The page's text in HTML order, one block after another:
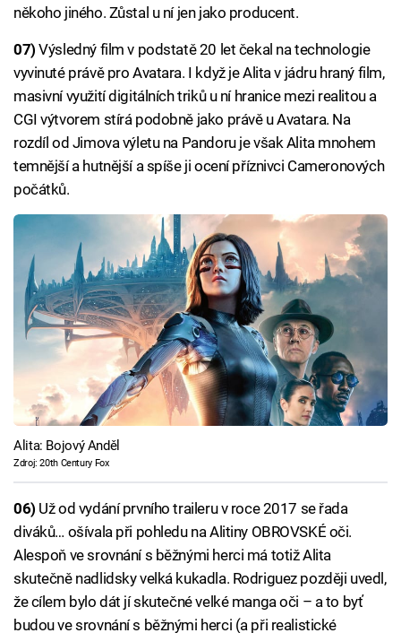
někoho jiného. Zůstal u ní jen jako producent.
07) Výsledný film v podstatě 20 let čekal na technologie
vyvinuté právě pro Avatara. I když je Alita v jádru hraný film,
masivní využití digitálních triků u ní hranice mezi realitou a
CGI výtvorem stírá podobně jako právě u Avatara. Na
rozdíl od Jimova výletu na Pandoru je však Alita mnohem
temnější a hutnější a spíše ji ocení příznivci Cameronových
počátků.
Alita: Bojový Anděl
Zdroj: 20th Century Fox
06) Už od vydání prvního traileru v roce 2017 se řada
diváků… ošívala při pohledu na Alitiny OBROVSKÉ oči.
Alespoň ve srovnání s běžnými herci má totiž Alita
skutečně nadlidsky velká kukadla. Rodriguez později uvedl,
že cílem bylo dát jí skutečné velké manga oči – a to byť
budou ve srovnání s běžnými herci (a při realistické